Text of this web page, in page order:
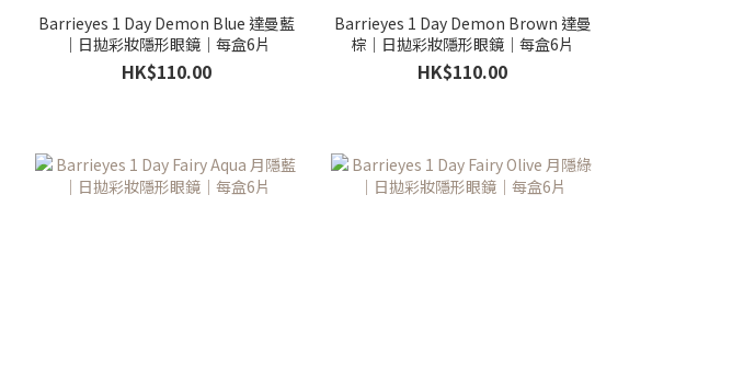
Barrieyes 1 Day Demon Blue 達曼藍
｜日拋彩妝隱形眼鏡｜每盒6片
HK$110.00
Barrieyes 1 Day Demon Brown 達曼
棕｜日拋彩妝隱形眼鏡｜每盒6片
HK$110.00